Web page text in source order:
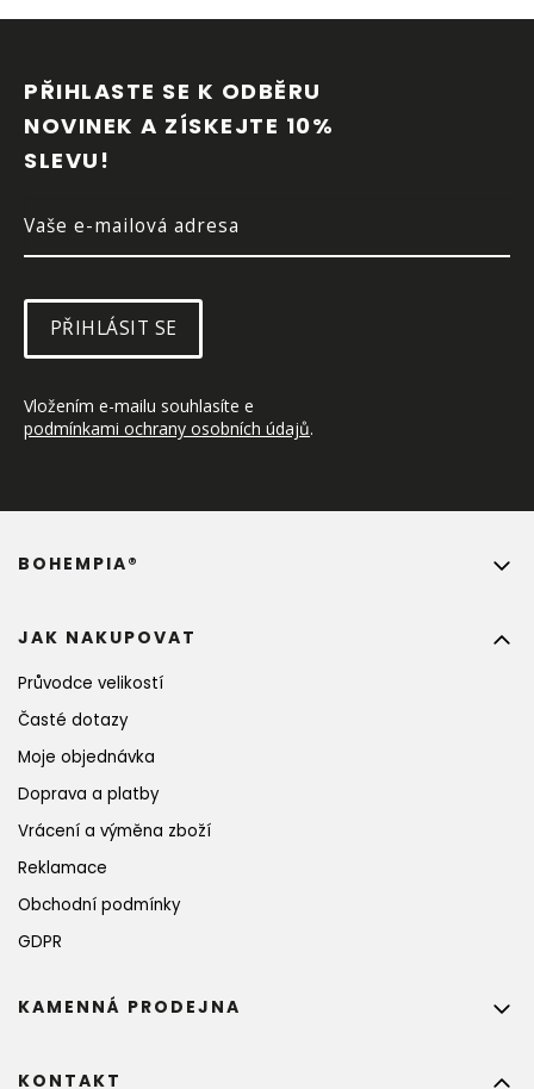
PŘIHLASTE SE K ODBĚRU
NOVINEK A ZÍSKEJTE 10%
SLEVU!
PŘIHLÁSIT SE
Vložením e-mailu souhlasíte e
podmínkami ochrany osobních údajů.
JAK NAKUPOVAT
Průvodce velikostí
Časté dotazy
Moje objednávka
Doprava a platby
Vrácení a výměna zboží
Reklamace
Obchodní podmínky
GDPR
BOHEMPIA®
KONTAKT
KAMENNÁ PRODEJNA